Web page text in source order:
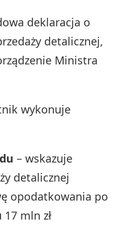
deklaracja o
detalicznej,
Ministra
wykonuje
– wskazuje
detalicznej
opodatkowania po
mln zł